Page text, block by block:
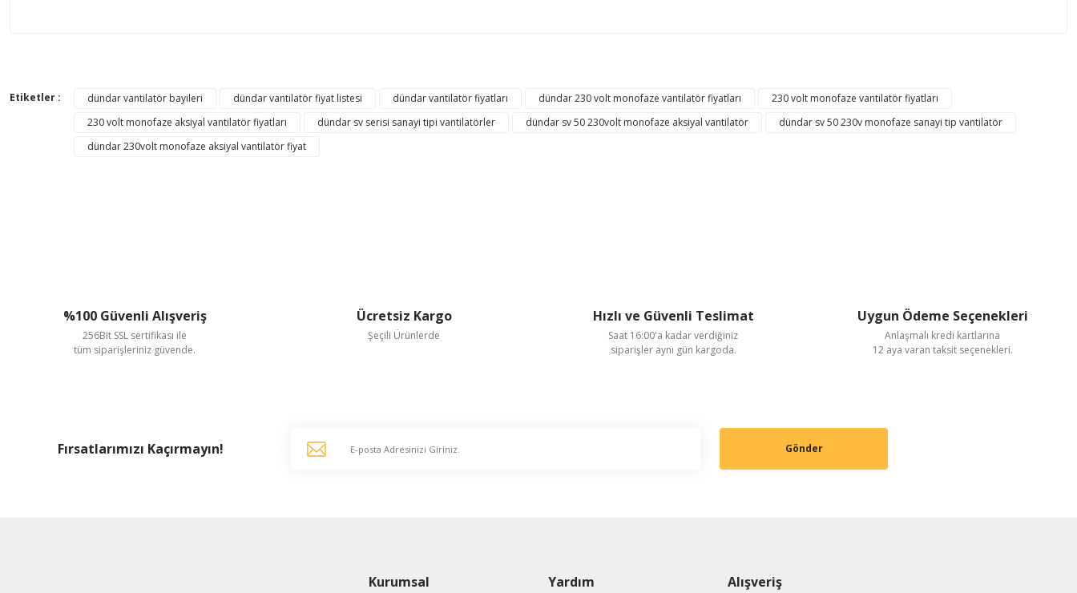
Bu ürüne ilk yorumu siz yapın!
Ürün resmi kalitesiz, bozuk veya görüntülenemiyor.
Ürün açıklamasında eksik bilgiler bulunuyor.
Etiketler : dündar vantilatör bayileri dündar vantilatör fiyat listesi dündar vantilatör fiyatları dündar 230 volt monofaze vantilatör fiyatları
230 volt monofaze vantilatör fiyatları
230 volt monofaze aksiyal vantilatör fiyatları
dündar sv serisi sanayi tipi vantilatörler dündar sv 50 230volt monofaze aksiyal vantilatör
dündar sv 50 230v monofaze sanayi tip vantilatör
dündar 230volt monofaze aksiyal vantilatör fiyat
%100 Güvenli Alışveriş
256Bit SSL sertifikası ile
tüm siparişleriniz güvende.
Ücretsiz Kargo
Şeçili Ürünlerde
Hızlı ve Güvenli Teslimat
Saat 16:00'a kadar verdiğiniz
siparişler aynı gün kargoda.
Uygun Ödeme Seçenekleri
Anlaşmalı kredi kartlarına
12 aya varan taksit seçenekleri.
Fırsatlarımızı Kaçırmayın! Gönder
Kurumsal Yardım Alışveriş